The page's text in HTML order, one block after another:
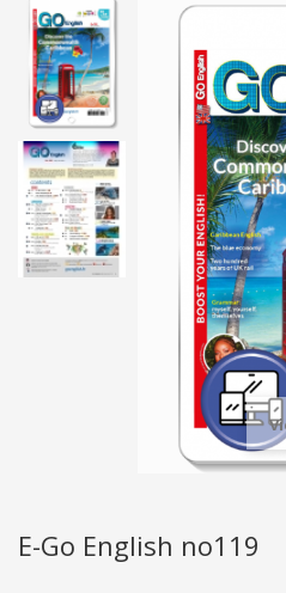
E-Go English no119